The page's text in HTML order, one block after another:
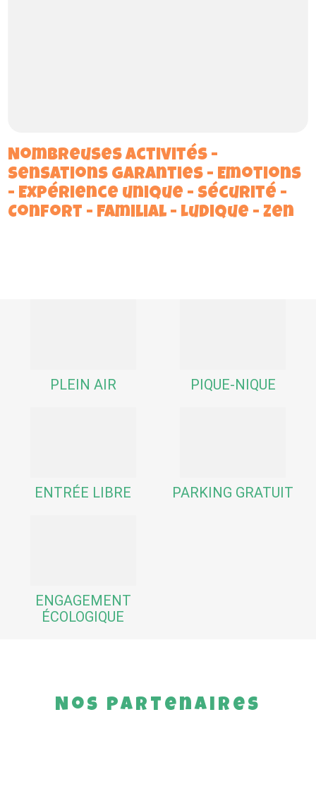
Nombreuses activités -
Sensations garanties - Emotions
- Expérience unique - Sécurité -
Confort - Familial - Ludique - Zen
PLEIN AIR PIQUE-NIQUE
ENTRÉE LIBRE PARKING GRATUIT
ENGAGEMENT
ÉCOLOGIQUE
Nos partenaires